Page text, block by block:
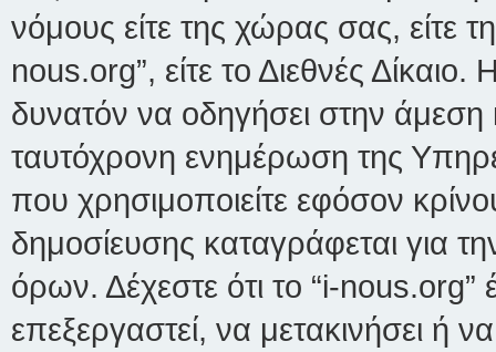
νόμους είτε της χώρας σας, είτε
nous.org”, είτε το Διεθνές
δυνατόν να οδηγήσει στην
ταυτόχρονη ενημέρωση της
που χρησιμοποιείτε εφόσον
δημοσίευσης καταγράφεται για
όρων. Δέχεστε ότι το “i-nous.org”
επεξεργαστεί, να μετακινήσει ή